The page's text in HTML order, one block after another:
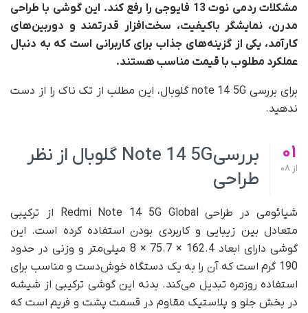
مشکلات ردمی نوت 13 فایوجی را رفع کند. این گوشی با طراحی
مدرن، نمایشگر باکیفیت، سخت‌افزار قدرتمند و دوربین‌های
کارآمد، یکی از گزینه‌های جذاب برای کاربرانی است که به دنبال
عملکرد مطلوب با قیمت مناسب هستند.
برای بررسی note 14 5G گلوبال، این مطلب از تک ناک را از دست
ندهید.
01
از
بررسیNote 14 5G گلوبال از نظر
طراحی
شیائومی در طراحی Redmi Note 14 5G Global از ترکیبی
متعادل بین زیبایی و کاربردی بودن استفاده کرده است. این
گوشی دارای ابعاد 162.4 × 75.7 × 8 میلی‌متر و وزنی در حدود
190 گرم است که آن را به یک دستگاه خوش‌دست و مناسب برای
استفاده روزمره تبدیل می‌کند. بدنه این گوشی ترکیبی از شیشه
در بخش جلو و پلاستیک مقاوم در قسمت پشت و فریم است که